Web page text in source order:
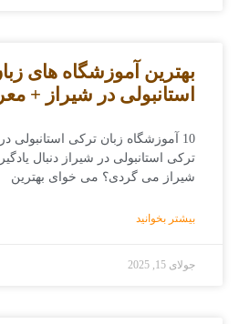
بهترین آموزشگاه های
استانبولی در شیراز +
10 آموزشگاه زبان ترکی استانبولی
ترکی استانبولی در شیراز دنبال
شیراز می گردی؟ می خوای بهترین
بیشتر بخوانید
جولای 15, 2025